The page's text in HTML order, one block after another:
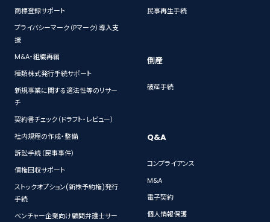
商標登録サポート
プライバシーマーク（Pマーク）導入支
援
M&A・組織再編
種類株式発行手続サポート
新規事業に関する適法性等のリサー
チ
契約書チェック（ドラフト・レビュー）
社内規程の作成・整備
訴訟手続（民事事件）
債権回収サポート
ストックオプション(新株予約権)発行
手続
ベンチャー企業向け顧問弁護士サー
民事再生手続
倒産
破産手続
Q&A
コンプライアンス
M&A
電子契約
個人情報保護